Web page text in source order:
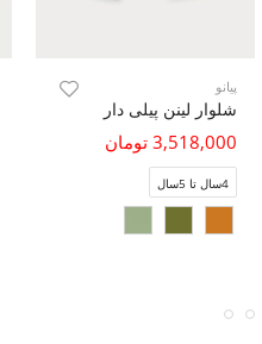
پیانو
شلوار لینن پیلی دار
3,518,000 تومان
4سال تا 5سال